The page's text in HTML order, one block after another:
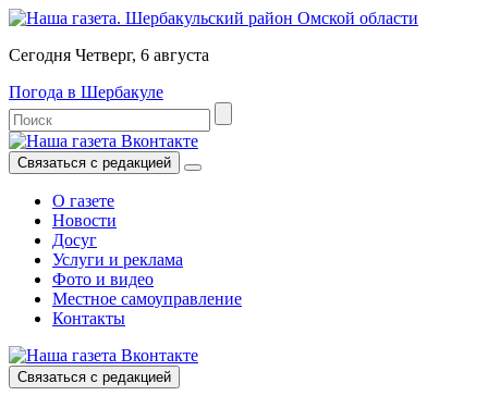
Сегодня Четверг, 6 августа
Погода в Шербакуле
Связаться с редакцией
О газете
Новости
Досуг
Услуги и реклама
Фото и видео
Местное самоуправление
Контакты
Связаться с редакцией